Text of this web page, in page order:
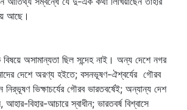
আছে।
বিষয়ে অসামান্যতা ছিল সন্দেহ নাই। অন্য দেশে নগর
দেশে অরণ্য হইতে; বসনভূষণ-ঐশ্বর্যের গৌরব
ভিক্ষাচর্যের গৌরব ভারতবর্ষেই; অন্যান্য দেশ
আহার-বিহার-আচারে স্বাধীন; ভারতবর্ষ বিশ্বাসে